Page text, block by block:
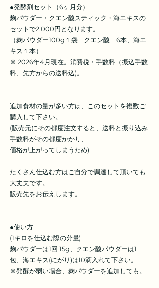
●発酵剤セット（6ヶ月分）
麹パウダー・クエン酸スティック・海エキスの
セットで2,000円となります。
（麹パウダー100g１袋、クエン酸 6本、海エ
キス１本）
※ 2026年4月現在。消費税・手数料（振込手数
料、先方からの送料込)。
追加食材の量が多い方は、このセットを複数ご
購入して下さい。
(販売元にその都度注文すると、送料と振り込み
手数料がその都度かかり、
価格が上がってしまうため)
たくさん仕込む方はご自分で調達して頂いても
大丈夫です。
販売先をお伝えします。
●使い方
(1キロを仕込む際の分量)
麹パウダーは1回 15g、クエン酸パウダーは1
包、海エキス(にがり)は10滴入れて下さい。
※発酵が弱い場合、麹パウダーを追加しても。